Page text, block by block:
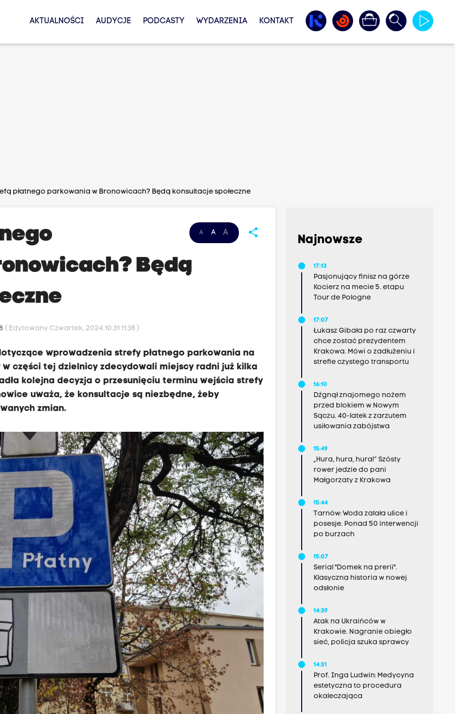
AKTUALNOŚCI AUDYCJE PODCASTY WYDARZENIA KONTAKT
płatnego parkowania w Bronowicach? Będą konsultacje społeczne
A A A share
Będą
( Edytowany Czwartek, 2024.10.31 11:38 )
wprowadzenia strefy płatnego parkowania na
części tej dzielnicy zdecydowali miejscy radni już kilka
kolejna decyzja o przesunięciu terminu wejścia strefy
uważa, że konsultacje są niezbędne, żeby
zmian.
Najnowsze
17:13
Pasjonujący finisz na górze
Kocierz na mecie 5. etapu
Tour de Pologne
17:07
Łukasz Gibała po raz czwarty
chce zostać prezydentem
Krakowa. Mówi o zadłużeniu i
strefie czystego transportu
16:10
Dźgnął znajomego nożem
przed blokiem w Nowym
Sączu. 40-latek z zarzutem
usiłowania zabójstwa
15:49
„Hura, hura, hura!” Szósty
rower jedzie do pani
Małgorzaty z Krakowa
15:44
Tarnów: Woda zalała ulice i
posesje. Ponad 50 interwencji
po burzach
15:07
Serial "Domek na prerii".
Klasyczna historia w nowej
odsłonie
14:39
Atak na Ukraińców w
Krakowie. Nagranie obiegło
sieć, policja szuka sprawcy
14:31
Prof. Inga Ludwin: Medycyna
estetyczna to procedura
okaleczająca